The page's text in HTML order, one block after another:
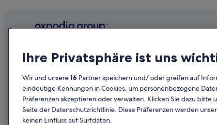
Flüge von Cincinnati (CVG) nach Wien (VIE)
Flüge von Dubrovnik (DBV) nach Wien (VIE)
Flüge von Denver (DEN) nach Wien (VIE)
Flüge von Portoferraio (EBA) nach Wien (VIE)
Flüge von Erfurt (ERF) nach Wien (VIE)
Unternehmen
Unterkunft registrieren
Partnerschaften
Erkunden
Reiseführer
Ihre Privatsphäre ist uns
Wir und unsere16 Partner speichern und/ oder greifen auf
eindeutige Kennungen in Cookies, um personenbezogene
Präferenzen akzeptieren oder verwalten. Klicken Sie dazu bitte
Seite der Datenschutzrichtlinie. Diese Präferenzen werden
keinen Einfluss auf Surfdaten.